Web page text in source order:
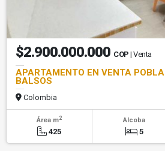
$2.900.000.000 COP | Venta
APARTAMENTO EN VENTA
BALSOS
Colombia
Área m2
425
Alcoba
5